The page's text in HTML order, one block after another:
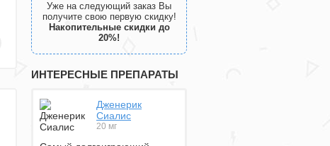
Уже на следующий заказ Вы
получите свою первую скидку!
Накопительные скидки до
20%!
ИНТЕРЕСНЫЕ ПРЕПАРАТЫ
Дженерик
Сиалис
20 мг